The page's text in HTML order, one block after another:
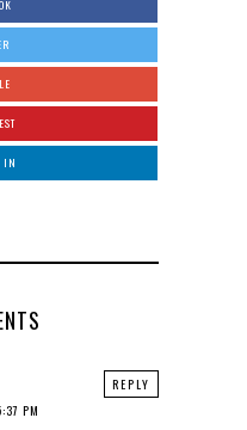
IN
PM
REPLY